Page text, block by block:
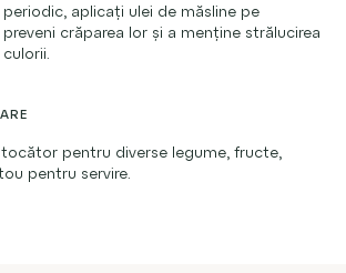
aplicați ulei de măsline pe
crăparea lor și a menține strălucirea
pentru diverse legume, fructe,
pentru servire.